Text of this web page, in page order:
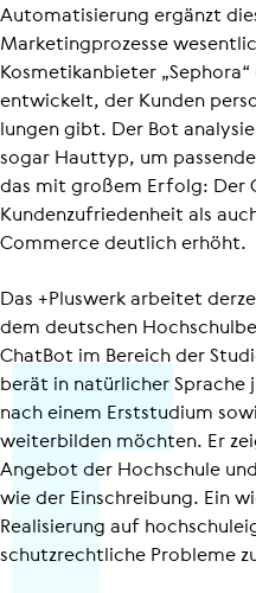
Auto­ma­ti­sie­rung ergänzt
Marke­ting­pro­zesse
Kosme­ti­k­an­bieter
entwickelt, der Kunden
lungen gibt. Der Bot
sogar Hauttyp, um
das mit großem Erfolg: Der
Kunden­zu­frie­den­heit als
Commerce deutlich erhöht.
Das +Pluswerk arbeitet
dem deutschen
ChatBot im Bereich der
berät in natürlicher Sprache
nach einem Erststudium
weiterbilden möchten. Er
Angebot der Hochschule
wie der Einschreibung. Ein
Realisierung auf
schutz­recht­liche Probleme